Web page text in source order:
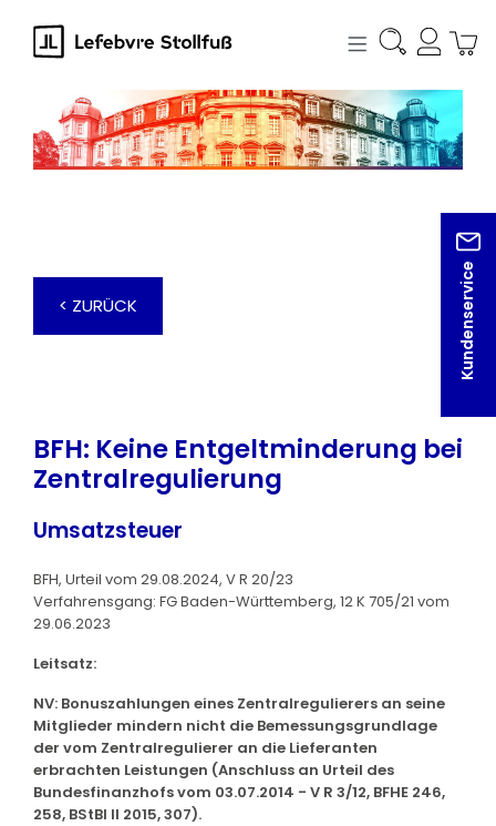
springen
Kundenservice
< ZURÜCK
BFH: Keine Entgeltminderung bei
Zentralregulierung
Umsatzsteuer
BFH, Urteil vom 29.08.2024, V R 20/23
Verfahrensgang: FG Baden-Württemberg, 12 K 705/21 vom
29.06.2023
Leitsatz:
NV: Bonuszahlungen eines Zentralregulierers an seine
Mitglieder mindern nicht die Bemessungsgrundlage
der vom Zentralregulierer an die Lieferanten
erbrachten Leistungen (Anschluss an Urteil des
Bundesfinanzhofs vom 03.07.2014 - V R 3/12, BFHE 246,
258, BStBl II 2015, 307).